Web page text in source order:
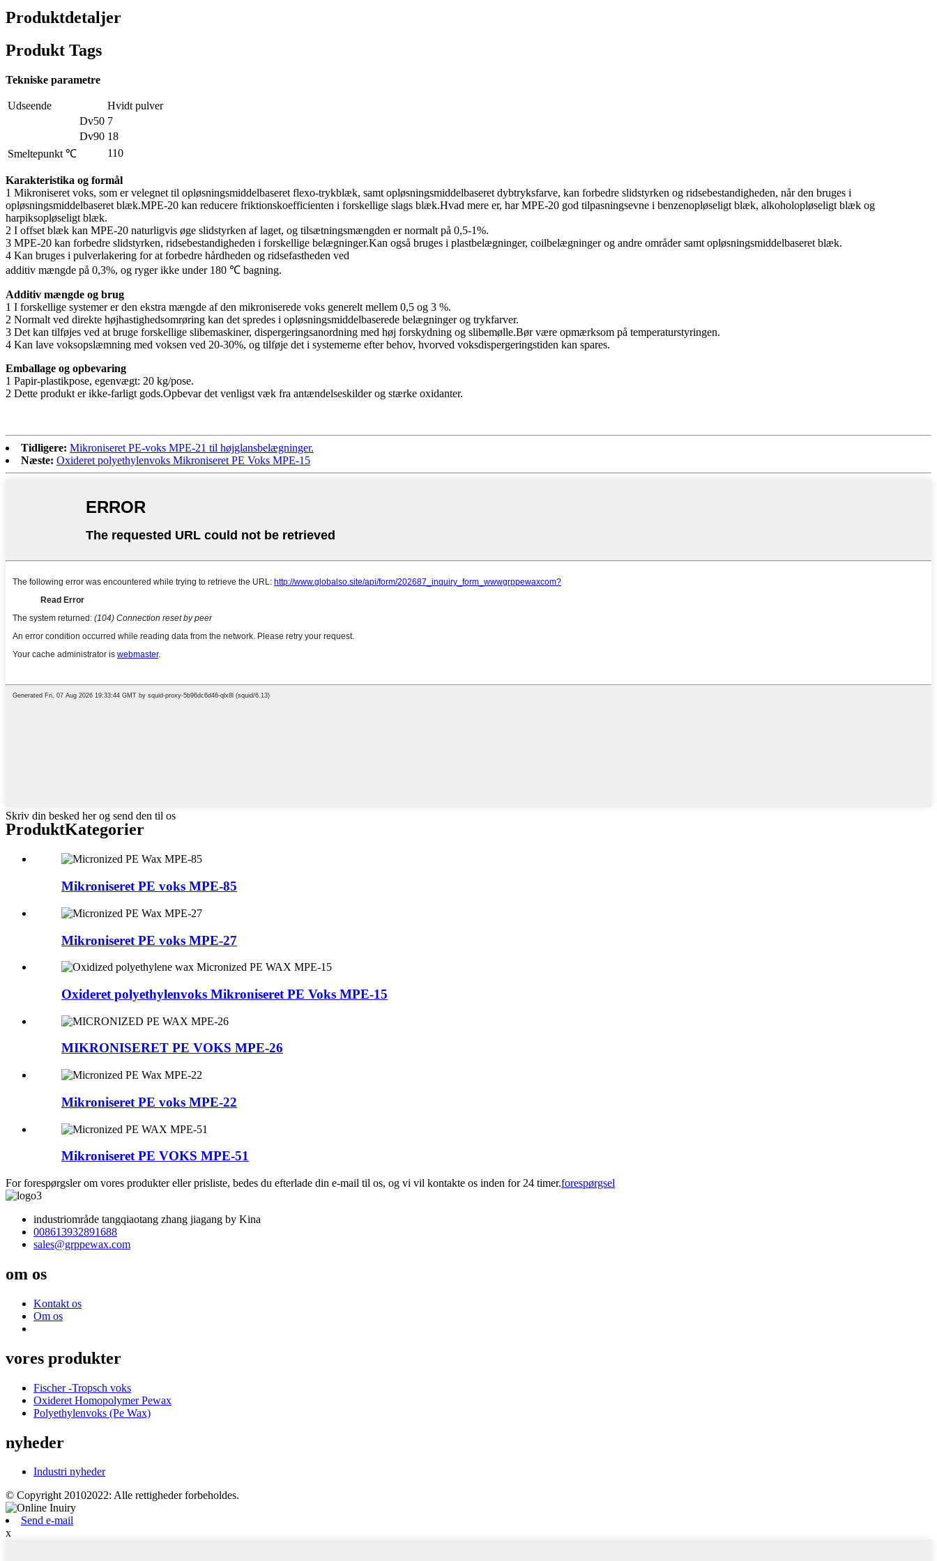
Produktdetaljer
Produkt Tags
Tekniske parametre
Udseende
Hvidt pulver
Dv50 7
Dv90 18
Smeltepunkt ℃
110
Karakteristika og formål
1 Mikroniseret voks, som er velegnet til opløsningsmiddelbaseret flexo-trykblæk, samt opløsningsmiddelbaseret dybtryksfarve, kan forbedre slidstyrken og ridsebestandigheden, når den bruges i
opløsningsmiddelbaseret blæk.MPE-20 kan reducere friktionskoefficienten i forskellige slags blæk.Hvad mere er, har MPE-20 god tilpasningsevne i benzenopløseligt blæk, alkoholopløseligt blæk og
harpiksopløseligt blæk.
2 I offset blæk kan MPE-20 naturligvis øge slidstyrken af ​​laget, og tilsætningsmængden er normalt på 0,5-1%.
3 MPE-20 kan forbedre slidstyrken, ridsebestandigheden i forskellige belægninger.Kan også bruges i plastbelægninger, coilbelægninger og andre områder samt opløsningsmiddelbaseret blæk.
4 Kan bruges i pulverlakering for at forbedre hårdheden og ridsefastheden ved
additiv mængde på 0,3%, og ryger ikke under 180 ℃ bagning.
Additiv mængde og brug
1 I forskellige systemer er den ekstra mængde af den mikroniserede voks generelt mellem 0,5 og 3 %.
2 Normalt ved direkte højhastighedsomrøring kan det spredes i opløsningsmiddelbaserede belægninger og trykfarver.
3 Det kan tilføjes ved at bruge forskellige slibemaskiner, dispergeringsanordning med høj forskydning og slibemølle.Bør være opmærksom på temperaturstyringen.
4 Kan lave voksopslæmning med voksen ved 20-30%, og tilføje det i systemerne efter behov, hvorved voksdispergeringstiden kan spares.
Emballage og opbevaring
1 Papir-plastikpose, egenvægt: 20 kg/pose.
2 Dette produkt er ikke-farligt gods.Opbevar det venligst væk fra antændelseskilder og stærke oxidanter.
Tidligere: Mikroniseret PE-voks MPE-21 til højglansbelægninger.
Næste: Oxideret polyethylenvoks Mikroniseret PE Voks MPE-15
Skriv din besked her og send den til os
ProduktKategorier
Mikroniseret PE voks MPE-85
Mikroniseret PE voks MPE-27
Oxideret polyethylenvoks Mikroniseret PE Voks MPE-15
MIKRONISERET PE VOKS MPE-26
Mikroniseret PE voks MPE-22
Mikroniseret PE VOKS MPE-51
For forespørgsler om vores produkter eller prisliste, bedes du efterlade din e-mail til os, og vi vil kontakte os inden for 24 timer.forespørgsel
industriområde tangqiaotang zhang jiagang by Kina
008613932891688
sales@grppewax.com
om os
Kontakt os
Om os
vores produkter
Fischer -Tropsch voks
Oxideret Homopolymer Pewax
Polyethylenvoks (Pe Wax)
nyheder
Industri nyheder
© Copyright 20102022: Alle rettigheder forbeholdes.
Send e-mail
x